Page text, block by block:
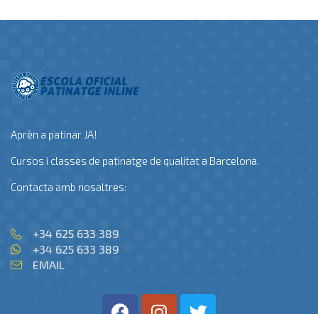
Aprèn a patinar JA!
Cursos i classes de patinatge de qualitat a Barcelona.
Contacta amb nosaltres:
+34 625 633 389
+34 625 633 389
EMAIL